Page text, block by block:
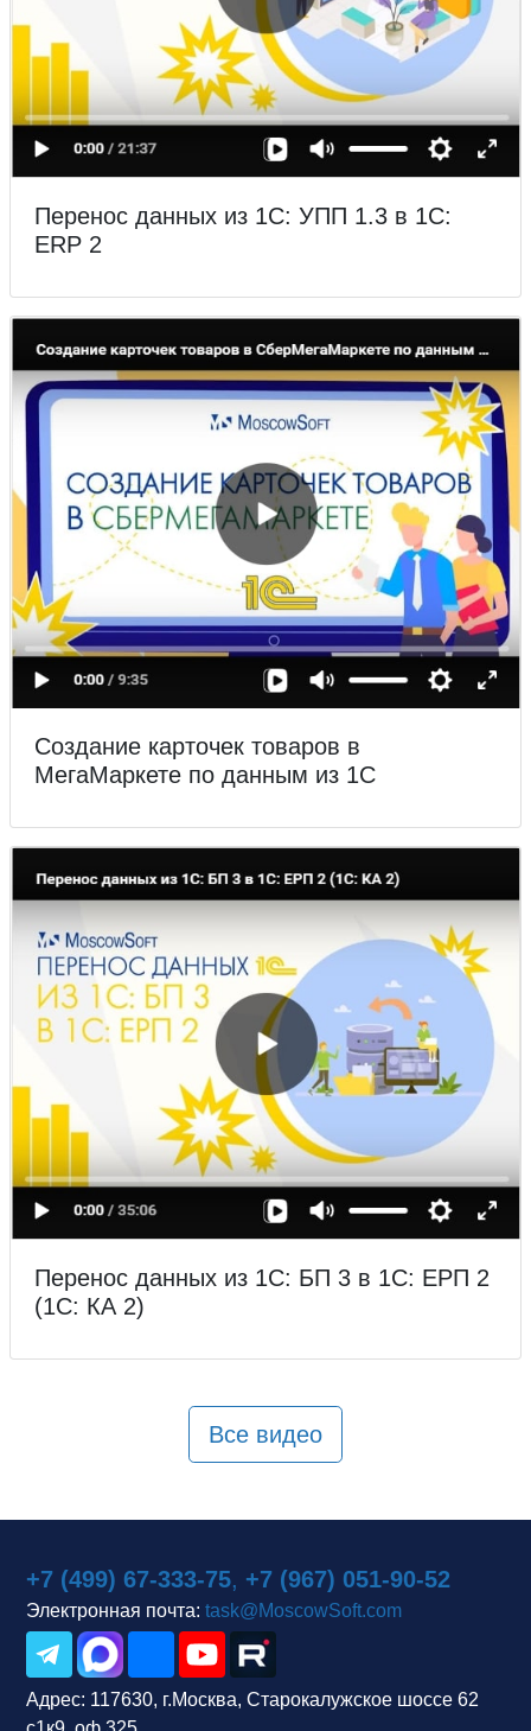
Перенос данных из 1С: УПП 1.3 в 1С:
ERP 2
Создание карточек товаров в
МегаМаркете по данным из 1С
Перенос данных из 1С: БП 3 в 1С: ЕРП 2
(1С: КА 2)
Все видео
+7 (499) 67-333-75, +7 (967) 051-90-52
Электронная почта: task@MoscowSoft.com
Адрес: 117630, г.Москва, Старокалужское шоссе 62